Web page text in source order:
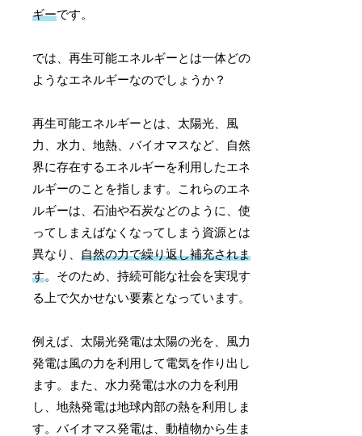
ギーです。
では、再生可能エネルギーとは一体どの
ようなエネルギーなのでしょうか？
再生可能エネルギーとは、太陽光、風
力、水力、地熱、バイオマスなど、自然
界に存在するエネルギーを利用したエネ
ルギーのことを指します。これらのエネ
ルギーは、石油や石炭などのように、使
ってしまえばなくなってしまう資源とは
異なり、自然の力で繰り返し補充されま
す。そのため、持続可能な社会を実現す
る上で欠かせない要素となっています。
例えば、太陽光発電は太陽の光を、風力
発電は風の力を利用して電気を作り出し
ます。また、水力発電は水の力を利用
し、地熱発電は地球内部の熱を利用しま
す。バイオマス発電は、動植物から生ま